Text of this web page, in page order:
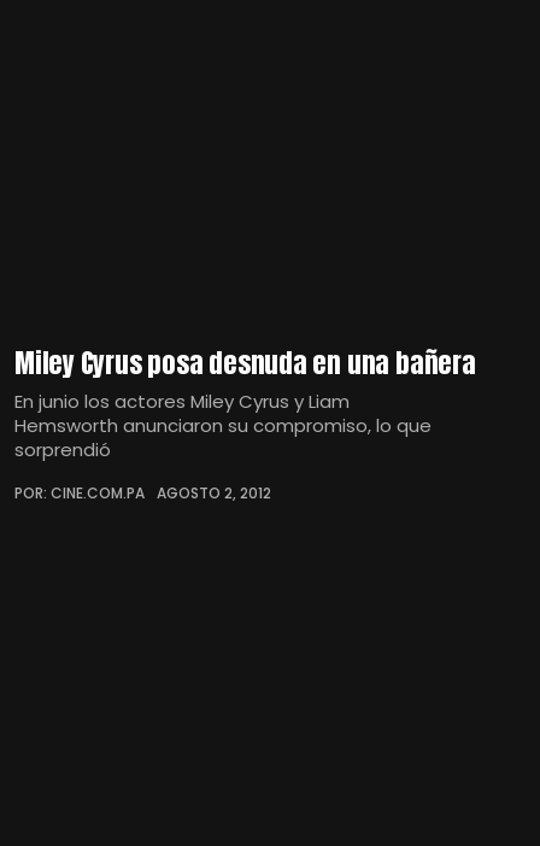
Miley Cyrus posa desnuda en una bañera
En junio los actores Miley Cyrus y Liam
Hemsworth anunciaron su compromiso, lo que
sorprendió
POR: CINE.COM.PA AGOSTO 2, 2012